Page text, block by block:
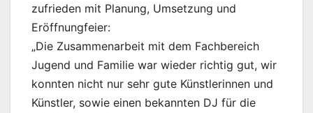
zufrieden mit Planung, Umsetzung und
Eröffnungfeier:
„Die Zusammenarbeit mit dem Fachbereich
Jugend und Familie war wieder richtig gut, wir
konnten nicht nur sehr gute Künstlerinnen und
Künstler, sowie einen bekannten DJ für die